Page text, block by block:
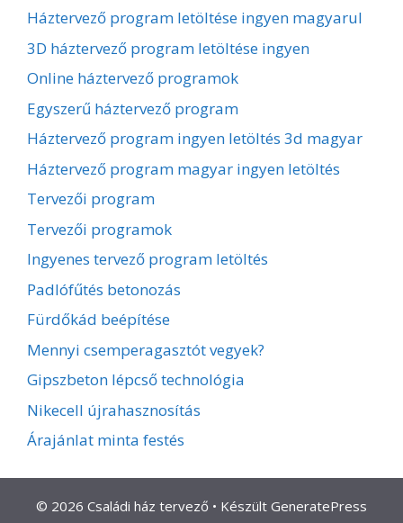
Háztervező program letöltése ingyen magyarul
3D háztervező program letöltése ingyen
Online háztervező programok
Egyszerű háztervező program
Háztervező program ingyen letöltés 3d magyar
Háztervező program magyar ingyen letöltés
Tervezői program
Tervezői programok
Ingyenes tervező program letöltés
Padlófűtés betonozás
Fürdőkád beépítése
Mennyi csemperagasztót vegyek?
Gipszbeton lépcső technológia
Nikecell újrahasznosítás
Árajánlat minta festés
© 2026 Családi ház tervező • Készült GeneratePress